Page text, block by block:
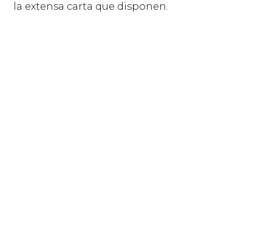
la extensa carta que disponen.